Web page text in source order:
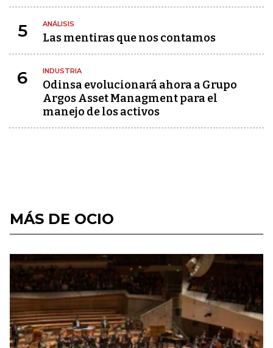
5 ANÁLISIS
Las mentiras que nos contamos
6 INDUSTRIA
Odinsa evolucionará ahora a Grupo
Argos Asset Managment para el
manejo de los activos
MÁS DE OCIO